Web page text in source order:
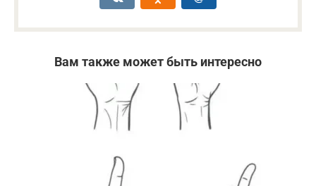
Вам также может быть интересно